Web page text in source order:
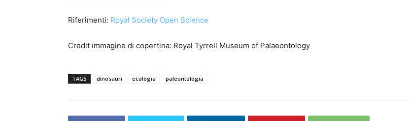
Riferimenti: Royal Society Open Science
Credit immagine di copertina: Royal Tyrrell Museum of Palaeontology
TAGS dinosauri ecologia paleontologia